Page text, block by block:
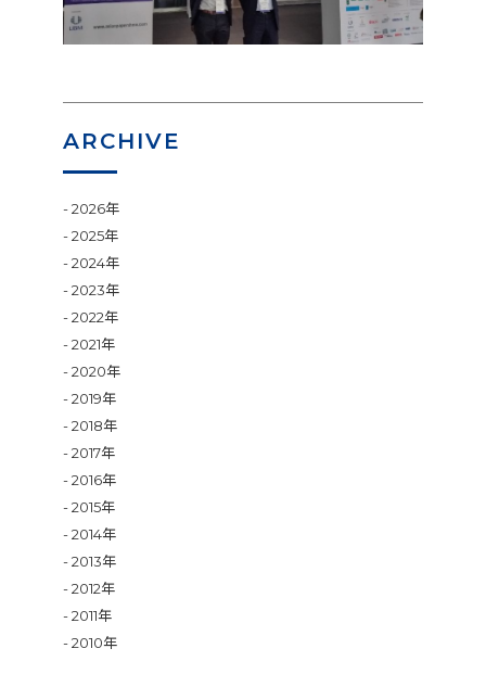
ARCHIVE
2026年
2025年
2024年
2023年
2022年
2021年
2020年
2019年
2018年
2017年
2016年
2015年
2014年
2013年
2012年
2011年
2010年